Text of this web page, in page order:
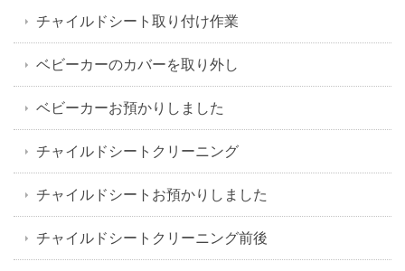
チャイルドシート取り付け作業
ベビーカーのカバーを取り外し
ベビーカーお預かりしました
チャイルドシートクリーニング
チャイルドシートお預かりしました
チャイルドシートクリーニング前後